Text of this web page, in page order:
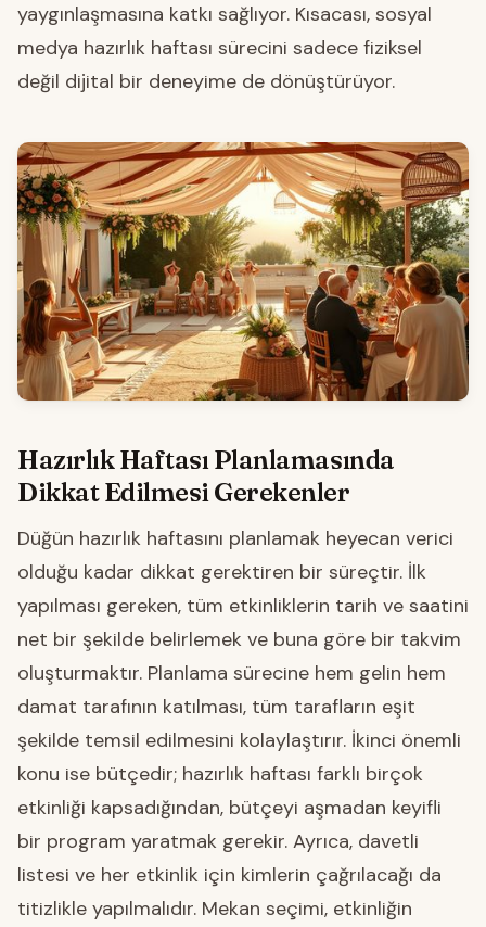
yaygınlaşmasına katkı sağlıyor. Kısacası, sosyal
medya hazırlık haftası sürecini sadece fiziksel
değil dijital bir deneyime de dönüştürüyor.
Hazırlık Haftası Planlamasında
Dikkat Edilmesi Gerekenler
Düğün hazırlık haftasını planlamak heyecan verici
olduğu kadar dikkat gerektiren bir süreçtir. İlk
yapılması gereken, tüm etkinliklerin tarih ve saatini
net bir şekilde belirlemek ve buna göre bir takvim
oluşturmaktır. Planlama sürecine hem gelin hem
damat tarafının katılması, tüm tarafların eşit
şekilde temsil edilmesini kolaylaştırır. İkinci önemli
konu ise bütçedir; hazırlık haftası farklı birçok
etkinliği kapsadığından, bütçeyi aşmadan keyifli
bir program yaratmak gerekir. Ayrıca, davetli
listesi ve her etkinlik için kimlerin çağrılacağı da
titizlikle yapılmalıdır. Mekan seçimi, etkinliğin